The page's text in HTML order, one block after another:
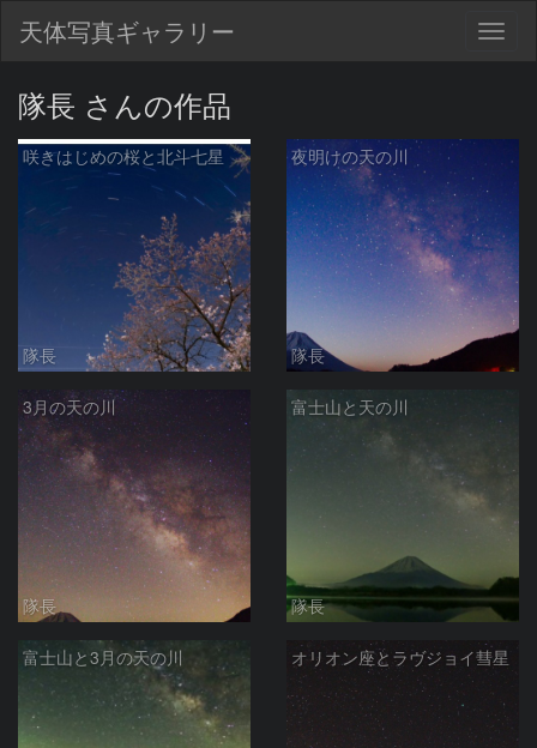
天体写真ギャラリー
隊長 さんの作品
咲きはじめの桜と北斗七星
隊長
夜明けの天の川
隊長
3月の天の川
隊長
富士山と天の川
隊長
富士山と3月の天の川 オリオン座とラヴジョイ彗星